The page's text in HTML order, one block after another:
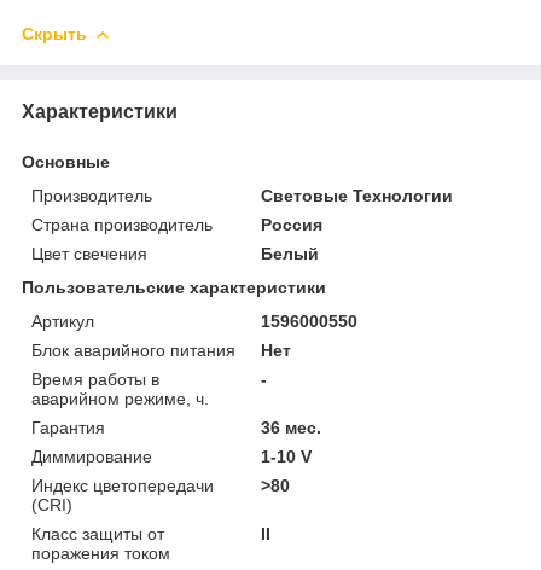
Скрыть
Характеристики
Основные
Производитель
Световые Технологии
Страна производитель
Россия
Цвет свечения
Белый
Пользовательские характеристики
Артикул
1596000550
Блок аварийного питания
Нет
Время работы в
аварийном режиме, ч.
-
Гарантия
36 мес.
Диммирование
1-10 V
Индекс цветопередачи
(CRI)
>80
Класс защиты от
поражения током
II